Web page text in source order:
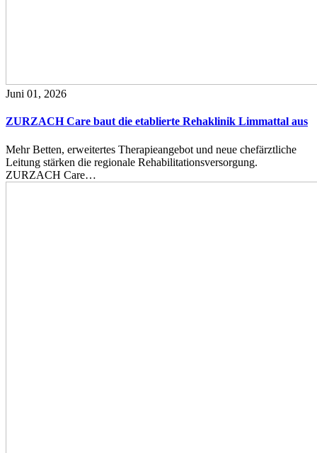
Juni 01, 2026
ZURZACH Care baut die etablierte Rehaklinik Limmattal aus
Mehr Betten, erweitertes Therapieangebot und neue chefärztliche
Leitung stärken die regionale Rehabilitationsversorgung.
ZURZACH Care…